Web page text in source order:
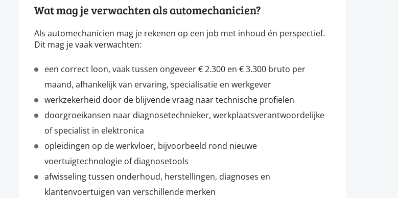
Wat mag je verwachten als automechanicien?
Als automechanicien mag je rekenen op een job met inhoud én perspectief.
Dit mag je vaak verwachten:
een correct loon, vaak tussen ongeveer € 2.300 en € 3.300 bruto per
maand, afhankelijk van ervaring, specialisatie en werkgever
werkzekerheid door de blijvende vraag naar technische profielen
doorgroeikansen naar diagnosetechnieker, werkplaatsverantwoordelijke
of specialist in elektronica
opleidingen op de werkvloer, bijvoorbeeld rond nieuwe
voertuigtechnologie of diagnosetools
afwisseling tussen onderhoud, herstellingen, diagnoses en
klantenvoertuigen van verschillende merken